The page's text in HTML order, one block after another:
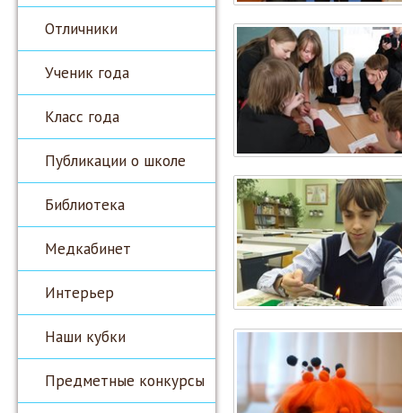
Отличники
Ученик года
Класс года
Публикации о школе
Библиотека
Медкабинет
Интерьер
Наши кубки
Предметные конкурсы